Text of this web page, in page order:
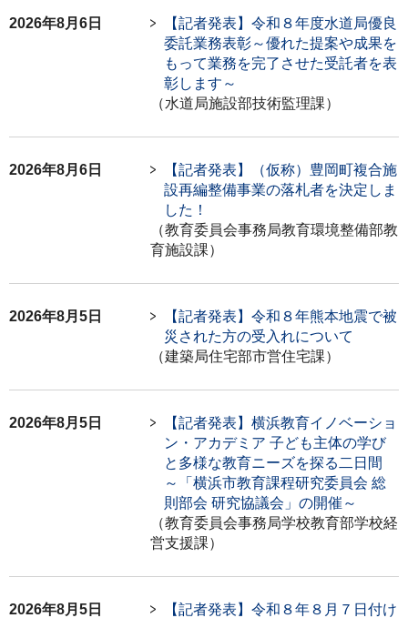
2026年8月6日
【記者発表】令和８年度水道局優良
委託業務表彰～優れた提案や成果を
もって業務を完了させた受託者を表
彰します～
（水道局施設部技術監理課）
2026年8月6日
【記者発表】（仮称）豊岡町複合施
設再編整備事業の落札者を決定しま
した！
（教育委員会事務局教育環境整備部教
育施設課）
2026年8月5日
【記者発表】令和８年熊本地震で被
災された方の受入れについて
（建築局住宅部市営住宅課）
2026年8月5日
【記者発表】横浜教育イノベーショ
ン・アカデミア 子ども主体の学び
と多様な教育ニーズを探る二日間
～「横浜市教育課程研究委員会 総
則部会 研究協議会」の開催～
（教育委員会事務局学校教育部学校経
営支援課）
2026年8月5日
【記者発表】令和８年８月７日付け